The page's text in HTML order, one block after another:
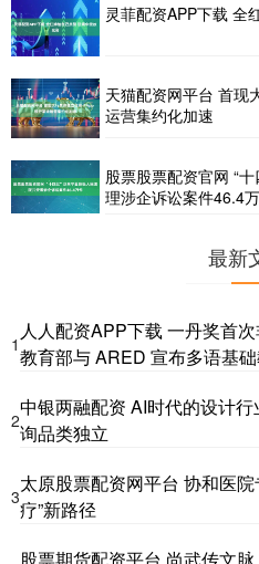
灵菲配资APP下载 全
天猫配资网平台 首现
运营集约化加速
股票股票配资官网 “
理涉企诉讼案件46.4
最新
1
人人配资APP下载 一丹奖首
教育部与 ARED 宣布多语基
2
中银两融配资 AI时代的设计行
询品类独立
3
太原股票配资网平台 协和医
疗”新路径
股票期货配资平台 尚武传文